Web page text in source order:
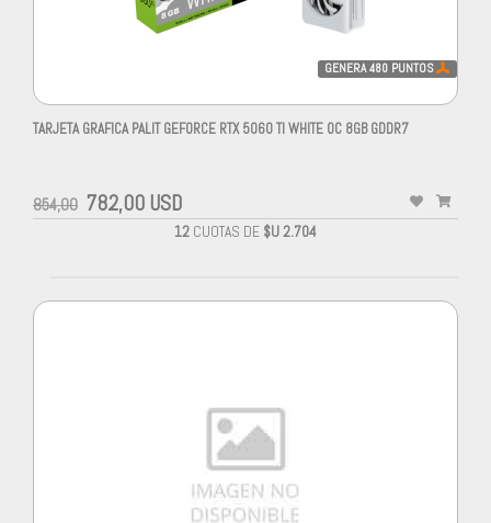
GENERA480 PUNTOS
TARJETA GRAFICA PALIT GEFORCE RTX 5060 TI WHITE OC 8GB GDDR7
854,00 782,00 USD
12 CUOTAS DE $U 2.704